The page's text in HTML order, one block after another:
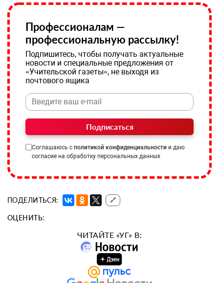
Профессионалам —
профессиональную рассылку!
Подпишитесь, чтобы получать актуальные
новости и специальные предложения от
«Учительской газеты», не выходя из
почтового ящика
Подписаться
Соглашаюсь с политикой конфиденциальности и даю
согласие на обработку персональных данных
ПОДЕЛИТЬСЯ: 🔗
ОЦЕНИТЬ:
ЧИТАЙТЕ «УГ» В: